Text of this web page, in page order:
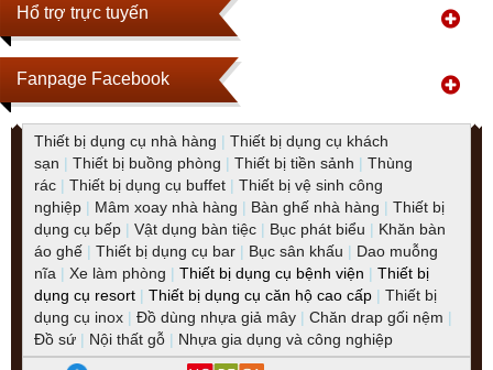
Hổ trợ trực tuyến
Fanpage Facebook
Thiết bị dụng cụ nhà hàng | Thiết bị dụng cụ khách
sạn | Thiết bị buồng phòng | Thiết bị tiền sảnh | Thùng
rác | Thiết bị dụng cụ buffet | Thiết bị vệ sinh công
nghiệp | Mâm xoay nhà hàng | Bàn ghế nhà hàng | Thiết bị
dụng cụ bếp | Vật dụng bàn tiệc | Bục phát biểu | Khăn bàn
áo ghế | Thiết bị dụng cụ bar | Bục sân khấu | Dao muỗng
nĩa | Xe làm phòng | Thiết bị dụng cụ bệnh viện | Thiết bị
dụng cụ resort | Thiết bị dụng cụ căn hộ cao cấp | Thiết bị
dụng cụ inox | Đồ dùng nhựa giả mây | Chăn drap gối nệm |
Đồ sứ | Nội thất gỗ | Nhựa gia dụng và công nghiệp